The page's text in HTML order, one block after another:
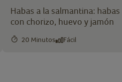
Habas a la salmantina: habas
con chorizo, huevo y jamón
20 Minutos Fácil